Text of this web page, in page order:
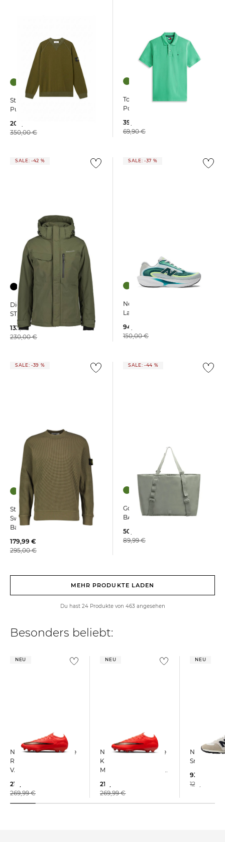
Stone Island | Herren
Pullover
209,99 €
350,00 €
Tommy Jeans | Herren
Poloshirt Regular Fit
39,99 €
69,90 €
SALE: -42 %
Didriksons | Herren Jacke
STEFAN wasserdicht
133,99 €
230,00 €
SALE: -37 %
New Balance | Herren
Laufschuhe ELLIPSE
94,99 €
150,00 €
SALE: -39 %
Stone Island | Herren
Sweatshirt aus Bio-
Baumwolle
179,99 €
295,00 €
SALE: -44 %
GotBag | Reisetasche TOTE
BAG Large
50,00 €
89,99 €
MEHR PRODUKTE LADEN
Du hast 24 Produkte von 463 angesehen
Besonders beliebt:
NEU
Nike | Fußballschuhe
Rasen MERCURIAL
VAPOR 17 ELITE
215,99 €
269,99 €
NEU
Nike | Fußballschuhe
Kunstrasen
MERCURIAL VAPOR 17
215,99 €
269,99 €
NEU
New
Sneaker
93,35 €
120,00 €